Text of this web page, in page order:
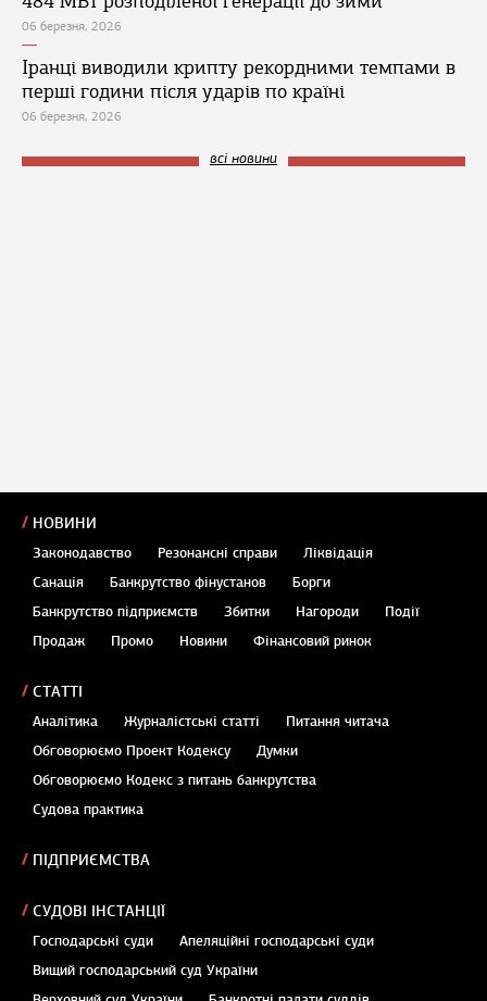
06 березня, 2026
Іранці виводили крипту рекордними темпами в
перші години після ударів по країні
06 березня, 2026
всі новини
НОВИНИ
Законодавство Резонансні справи
Ліквідація
Санація
Банкрутство фінустанов
Борги
Банкрутство підприємств
Збитки Нагороди
Події
Продаж
Промо Новини Фінансовий ринок
СТАТТІ
Аналітика Журналістські статті
Питання читача
Обговорюємо Проект Кодексу
Думки
Обговорюємо Кодекс з питань банкрутства
Судова практика
ПІДПРИЄМСТВА
СУДОВІ ІНСТАНЦІЇ
Господарські суди
Апеляційні господарські суди
Вищий господарський суд України